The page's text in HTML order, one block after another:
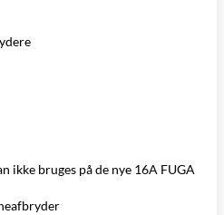
ikke bruges på de nye 16A FUGA